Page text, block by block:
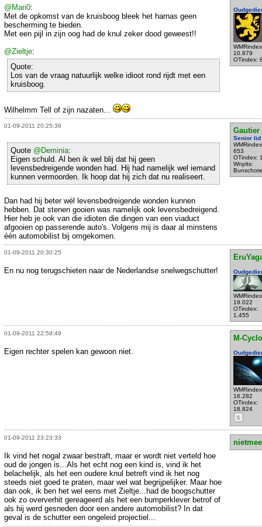
10.879
OTindex:
@Mari0:
Met de opkomst van de kruisboog bleek het harnas geen
bescherming te bieden.
Met een pijl in zijn oog had de knul zeker dood geweest!!
@Zieltje:
Quote:
Los van de vraag natuurlijk welke idioot rond rijdt met een
kruisboog.
Wilhelmm Tell of zijn nazaten...
01-09-2011 20:25:39
Gautier
Senior lid
653
OTindex:
Wnplts:
Quote @Deminia:
Eigen schuld. Al ben ik wel blij dat hij geen
levensbedreigende wonden had. Hij had namelijk wel iemand
kunnen vermoorden. Ik hoop dat hij zich dat nu realiseert.
Dan had hij beter wél levensbedreigende wonden kunnen
hebben. Dat stenen gooien was namelijk ook levensbedreigend.
Hier heb je ook van die idioten die dingen van een viaduct
afgooien op passerende auto's. Volgens mij is daar al minstens
één automobilist bij omgekomen.
01-09-2011 20:30:25
19.022
OTindex:
1.455
En nu nog terugschieten naar de Nederlandse snelwegschutter!
01-09-2011 22:59:49
M-
16.282
OTindex:
18.824
S
Eigen rechter spelen kan gewoon niet.
01-09-2011 23:23:33
Ik vind het nogal zwaar bestraft, maar er wordt niet verteld hoe
oud de jongen is...Als het echt nog een kind is, vind ik het
belachelijk, als het een oudere knul betreft vind ik het nog
steeds niet goed te praten, maar wel wat begrijpelijker. Maar hoe
dan ook, ik ben het wel eens met Zieltje...had de boogschutter
ook zo oververhit gereageerd als het een bumperklever betrof of
als hij werd gesneden door een andere automobilist? In dat
geval is de schutter een ongeleid projectiel...